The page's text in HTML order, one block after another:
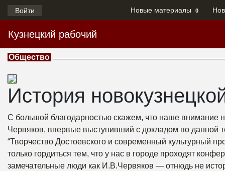
Войти Новые материалы 0
Кузнецкий рабочий
Общество
История
С большой благодарностью скажем, что наше внимание
Червяков, впервые выступивший с докладом по данной
“Творчество Достоевского и современный культурный
только гордиться тем, что у нас в городе проходят
замечательные люди как И.В.Червяков — отнюдь не